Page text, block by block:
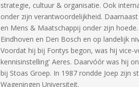
strategie, cultuur & organisatie. Ook
onder zijn verantwoordelijkheid.
en Mens & Maatschappij onder zijn
Eindhoven en Den Bosch en op landelijk
Voordat hij bij Fontys begon, was hij vice-
kennisinstelling' Aeres. Daarvóór was hij
bij Stoas Groep. In 1987 rondde Joep zijn
Wageningen Universiteit.